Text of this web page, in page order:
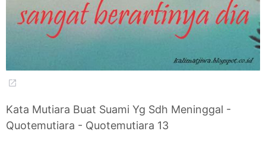
Kata Mutiara Buat Suami Yg Sdh Meninggal -
Quotemutiara - Quotemutiara 13